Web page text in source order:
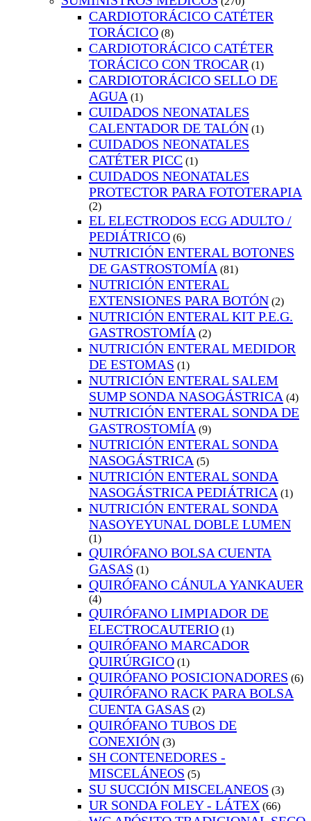
CARDIOTORÁCICO CATÉTER
TORÁCICO (8)
CARDIOTORÁCICO CATÉTER
TORÁCICO CON TROCAR (1)
CARDIOTORÁCICO SELLO DE
AGUA (1)
CUIDADOS NEONATALES
CALENTADOR DE TALÓN (1)
CUIDADOS NEONATALES
CATÉTER PICC (1)
CUIDADOS NEONATALES
PROTECTOR PARA FOTOTERAPIA
(2)
EL ELECTRODOS ECG ADULTO /
PEDIÁTRICO (6)
NUTRICIÓN ENTERAL BOTONES
DE GASTROSTOMÍA (81)
NUTRICIÓN ENTERAL
EXTENSIONES PARA BOTÓN (2)
NUTRICIÓN ENTERAL KIT P.E.G.
GASTROSTOMÍA (2)
NUTRICIÓN ENTERAL MEDIDOR
DE ESTOMAS (1)
NUTRICIÓN ENTERAL SALEM
SUMP SONDA NASOGÁSTRICA (4)
NUTRICIÓN ENTERAL SONDA DE
GASTROSTOMÍA (9)
NUTRICIÓN ENTERAL SONDA
NASOGÁSTRICA (5)
NUTRICIÓN ENTERAL SONDA
NASOGÁSTRICA PEDIÁTRICA (1)
NUTRICIÓN ENTERAL SONDA
NASOYEYUNAL DOBLE LUMEN
(1)
QUIRÓFANO BOLSA CUENTA
GASAS (1)
QUIRÓFANO CÁNULA YANKAUER
(4)
QUIRÓFANO LIMPIADOR DE
ELECTROCAUTERIO (1)
QUIRÓFANO MARCADOR
QUIRÚRGICO (1)
QUIRÓFANO POSICIONADORES (6)
QUIRÓFANO RACK PARA BOLSA
CUENTA GASAS (2)
QUIRÓFANO TUBOS DE
CONEXIÓN (3)
SH CONTENEDORES -
MISCELÁNEOS (5)
SU SUCCIÓN MISCELANEOS (3)
UR SONDA FOLEY - LÁTEX (66)